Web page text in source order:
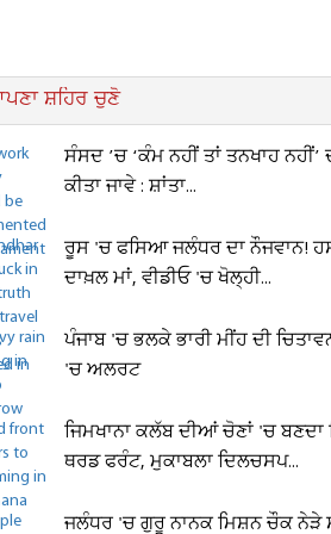
ਸ਼ਹਿਰ ਚੁਣੋ
ਸੰਸਦ ’ਚ ‘ਕੰਮ ਨਹੀਂ ਤਾਂ ਤਨਖਾਹ ਨਹੀਂ’
ਕੀਤਾ ਜਾਵੇ : ਸ਼ਾਂਤਾ...
ਰੂਸ 'ਚ ਫਸਿਆ ਜਲੰਧਰ ਦਾ ਨੌਜਵਾਨ!
ਦਾਖ਼ਲ ਮਾਂ, ਵੀਡੀਓ 'ਚ ਖੋਲ੍ਹੀ...
ਪੰਜਾਬ 'ਚ ਭਲਕੇ ਭਾਰੀ ਮੀਂਹ ਦੀ
'ਚ ਅਲਰਟ
ਜਿਮਖਾਨਾ ਕਲੱਬ ਦੀਆਂ ਚੋਣਾਂ 'ਚ ਬਣਦਾ
ਥਰਡ ਫਰੰਟ, ਮੁਕਾਬਲਾ ਦਿਲਚਸਪ...
ਜਲੰਧਰ 'ਚ ਗੁਰੂ ਨਾਨਕ ਮਿਸ਼ਨ ਚੌਕ ਨੇੜੇ